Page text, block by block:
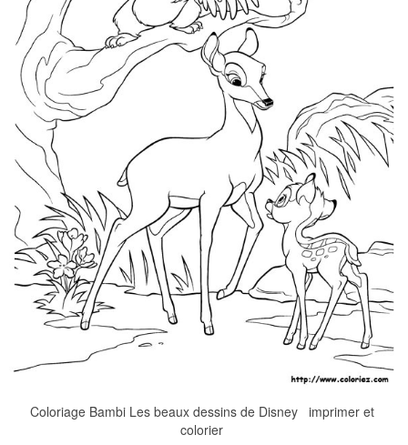
Coloriage Bambi Les beaux dessins de Disney imprimer et
colorier